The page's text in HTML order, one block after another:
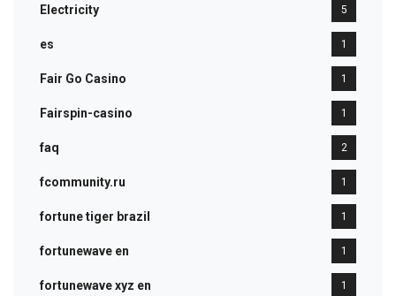
Electricity 5
es 1
Fair Go Casino 1
Fairspin-casino 1
faq 2
fcommunity.ru 1
fortune tiger brazil 1
fortunewave en 1
fortunewave xyz en 1